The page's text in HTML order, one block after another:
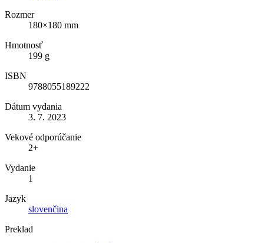
Rozmer
180×180 mm
Hmotnosť
199 g
ISBN
9788055189222
Dátum vydania
3. 7. 2023
Vekové odporúčanie
2+
Vydanie
1
Jazyk
slovenčina
Preklad